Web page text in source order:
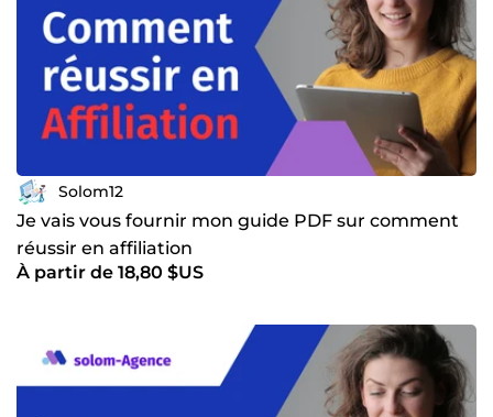
Solom12
Je vais vous fournir mon guide PDF sur comment
réussir en affiliation
À partir de 18,80 $US